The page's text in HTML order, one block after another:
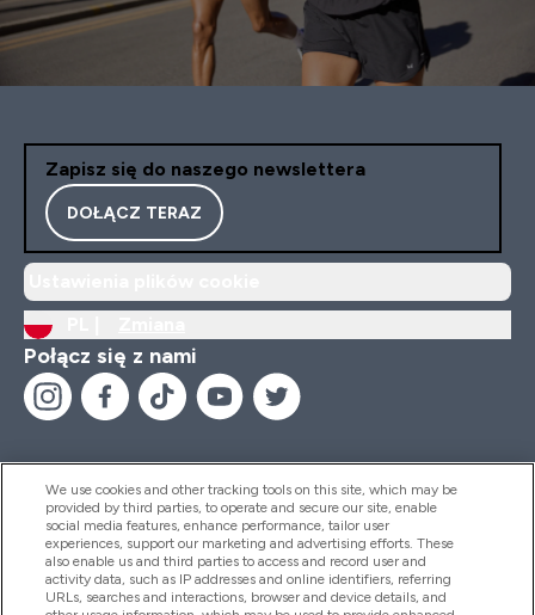
Zapisz się do naszego newslettera
DOŁĄCZ TERAZ
Połącz się z nami
Pomoc I Informacja
Produkty
We use cookies and other tracking tools on this site, which may be
provided by third parties, to operate and secure our site, enable
social media features, enhance performance, tailor user
experiences, support our marketing and advertising efforts. These
also enable us and third parties to access and record user and
activity data, such as IP addresses and online identifiers, referring
URLs, searches and interactions, browser and device details, and